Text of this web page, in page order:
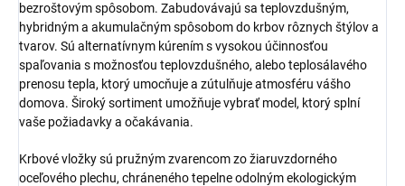
bezroštovým spôsobom. Zabudovávajú sa teplovzdušným,
hybridným a akumulačným spôsobom do krbov rôznych štýlov a
tvarov. Sú alternatívnym kúrením s vysokou účinnosťou
spaľovania s možnosťou teplovzdušného, alebo teplosálavého
prenosu tepla, ktorý umocňuje a zútulňuje atmosféru vášho
domova. Široký sortiment umožňuje vybrať model, ktorý splní
vaše požiadavky a očakávania.
Krbové vložky sú pružným zvarencom zo žiaruvzdorného
oceľového plechu, chráneného tepelne odolným ekologickým